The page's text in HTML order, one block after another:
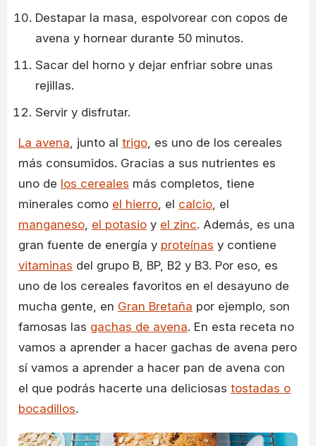
Destapar la masa, espolvorear con copos de
avena y hornear durante 50 minutos.
Sacar del horno y dejar enfriar sobre unas
rejillas.
Servir y disfrutar.
La avena, junto al trigo, es uno de los cereales
más consumidos. Gracias a sus nutrientes es
uno de los cereales más completos, tiene
minerales como el hierro, el calcio, el
manganeso, el potasio y el zinc. Además, es una
gran fuente de energía y proteínas y contiene
vitaminas del grupo B, BP, B2 y B3. Por eso, es
uno de los cereales favoritos en el desayuno de
mucha gente, en Gran Bretaña por ejemplo, son
famosas las gachas de avena. En esta receta no
vamos a aprender a hacer gachas de avena pero
sí vamos a aprender a hacer pan de avena con
el que podrás hacerte una deliciosas tostadas o
bocadillos.